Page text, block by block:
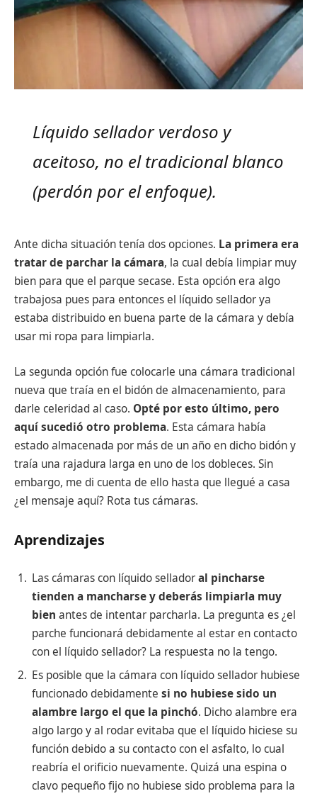
Líquido sellador verdoso y
aceitoso, no el tradicional blanco
(perdón por el enfoque).
Ante dicha situación tenía dos opciones. La primera era
tratar de parchar la cámara, la cual debía limpiar muy
bien para que el parque secase. Esta opción era algo
trabajosa pues para entonces el líquido sellador ya
estaba distribuido en buena parte de la cámara y debía
usar mi ropa para limpiarla.
La segunda opción fue colocarle una cámara tradicional
nueva que traía en el bidón de almacenamiento, para
darle celeridad al caso. Opté por esto último, pero
aquí sucedió otro problema. Esta cámara había
estado almacenada por más de un año en dicho bidón y
traía una rajadura larga en uno de los dobleces. Sin
embargo, me di cuenta de ello hasta que llegué a casa
¿el mensaje aquí? Rota tus cámaras.
Aprendizajes
Las cámaras con líquido selladoral pincharse
tienden a mancharse y deberás limpiarla muy
bien antes de intentar parcharla. La pregunta es ¿el
parche funcionará debidamente al estar en contacto
con el líquido sellador? La respuesta no la tengo.
Es posible que la cámara con líquido sellador hubiese
funcionado debidamente si no hubiese sido un
alambre largo el que la pinchó. Dicho alambre era
algo largo y al rodar evitaba que el líquido hiciese su
función debido a su contacto con el asfalto, lo cual
reabría el orificio nuevamente. Quizá una espina o
clavo pequeño fijo no hubiese sido problema para la